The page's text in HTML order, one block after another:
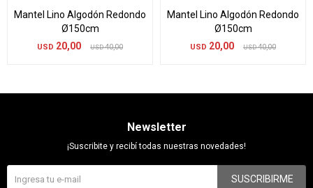
Mantel Lino Algodón Redondo
Ø150cm
USD 20,00 USD 40,00
Mantel Lino Algodón Redondo
Ø150cm
USD 20,00 USD 40,00
Newsletter
¡Suscribite y recibí todas nuestras novedades!
SUSCRIBIRME